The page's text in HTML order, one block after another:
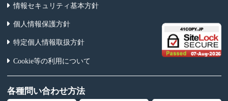
情報セキュリティ基本方針
個人情報保護方針
特定個人情報取扱方針
Cookie等の利用について
各種問い合わせ方法